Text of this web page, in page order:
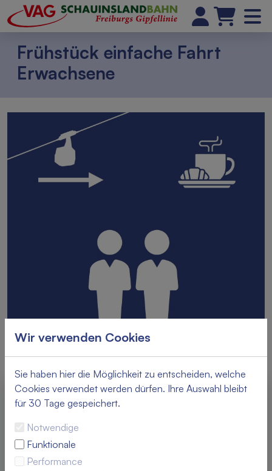
Frühstück einfache Fahrt
Erwachsene
Dies sind Ihre ausgewählten Artikel
Erwachsene Frühstück Berg- oder Talfahrt
Wir verwenden Cookies
Sie haben hier die Möglichkeit zu entscheiden, welche
Cookies verwendet werden dürfen. Ihre Auswahl bleibt
für 30 Tage gespeichert.
Notwendige
Funktionale
Performance